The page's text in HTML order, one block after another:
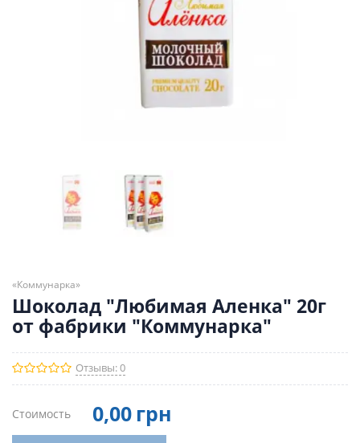
«Коммунарка»
Шоколад "Любимая Аленка" 20г
от фабрики "Коммунарка"
Отзывы: 0
Стоимость 0,00 грн